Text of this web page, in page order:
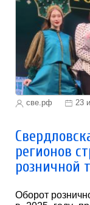
све.рф 23
регионов
розничной
Оборот